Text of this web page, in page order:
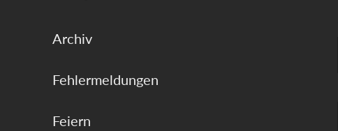
Archiv
Fehlermeldungen
Feiern